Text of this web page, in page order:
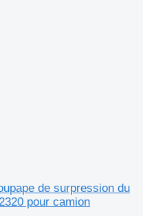
de surpression du
pour camion